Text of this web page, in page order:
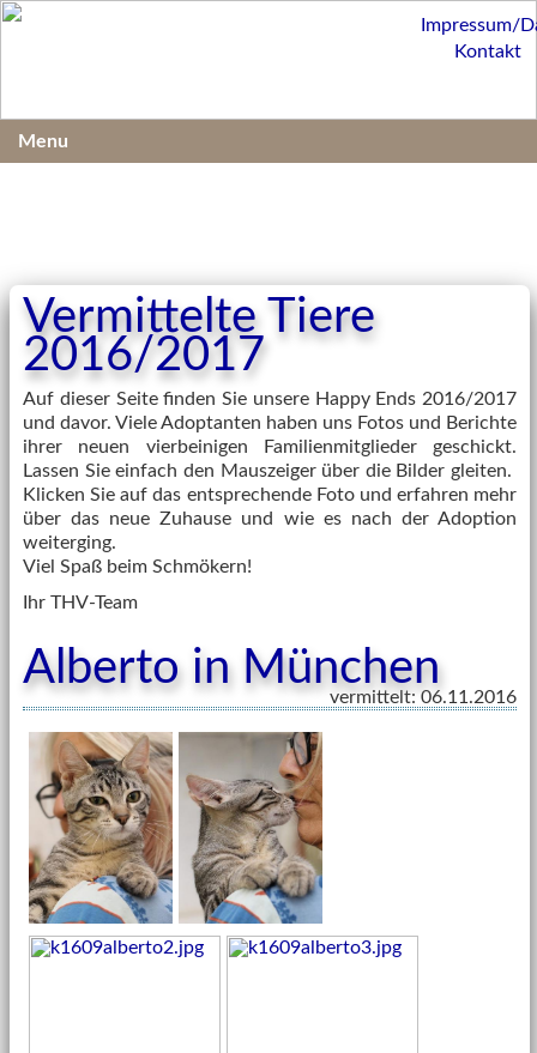
Vermittelte Tiere
2016/2017
Auf dieser Seite finden Sie unsere Happy Ends 2016/2017
und davor. Viele Adoptanten haben uns Fotos und Berichte
ihrer neuen vierbeinigen Familienmitglieder geschickt.
Lassen Sie einfach den Mauszeiger über die Bilder gleiten.
Klicken Sie auf das entsprechende Foto und erfahren mehr
über das neue Zuhause und wie es nach der Adoption
weiterging.
Viel Spaß beim Schmökern!
Ihr THV-Team
Alberto in München
vermittelt: 06.11.2016
Impressum/
Kontakt
Menu